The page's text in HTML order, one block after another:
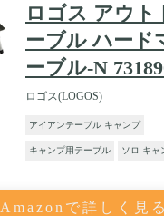
ロゴス アウト
ーブル ハード
ーブル-N
ロゴス(LOGOS)
アイアンテーブル キャンプ
キャンプ用テーブル ソロ キャ
Amazonで詳しく見る